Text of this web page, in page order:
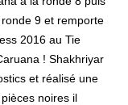
9 et remporte
2016 au Tie
! Shakhriyar
et réalisé une
noires il